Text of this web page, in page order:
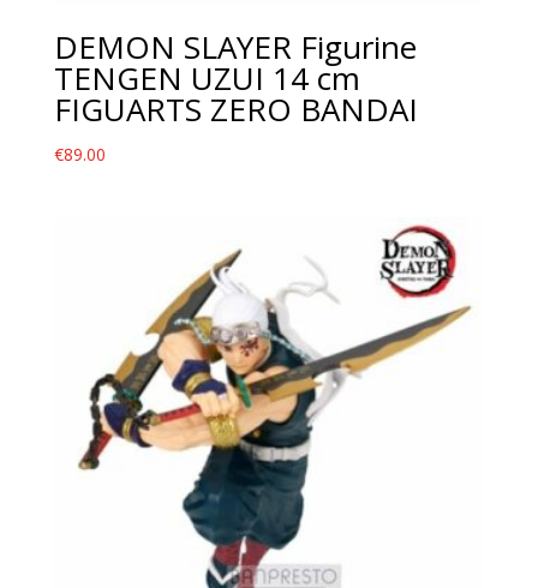
DEMON SLAYER Figurine
TENGEN UZUI 14 cm
FIGUARTS ZERO BANDAI
€89.00